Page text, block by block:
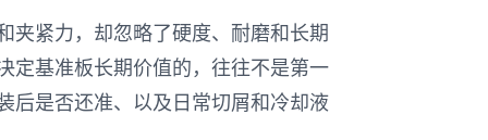
夹紧力，却忽略了硬度、耐磨和长期
定基准板长期价值的，往往不是第一
后是否还准、以及日常切屑和冷却液